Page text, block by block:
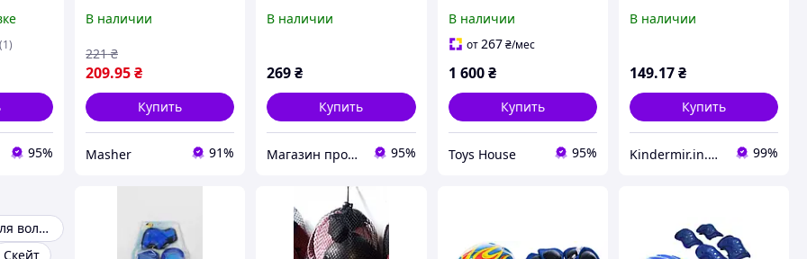
(1)
95%
налокотники, защита
В наличии
209.95₴
221 ₴
Купить
Masher 91%
В наличии
269₴
Купить
Магазин продукції Латинскої та Північної Америки 95%
В наличии
от267 ₴/мес
1 600 ₴
Купить
Toys House 95%
скейтов, самокатов :
В наличии
149.17₴
Купить
Kindermir.in.ua интернет-магазин 99%
Наколенники для волейбола
Скейт